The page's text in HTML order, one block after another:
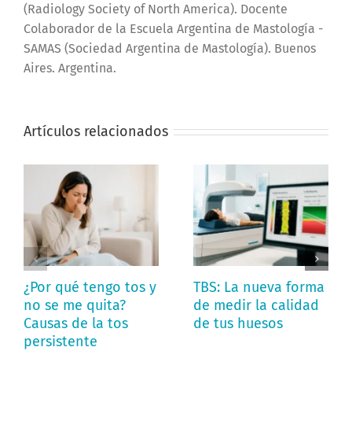
(Radiology Society of North America). Docente
Colaborador de la Escuela Argentina de Mastología -
SAMAS (Sociedad Argentina de Mastología). Buenos
Aires. Argentina.
Artículos relacionados
¿Por qué tengo tos y
no se me quita?
Causas de la tos
persistente
TBS: La nueva forma
de medir la calidad
de tus huesos